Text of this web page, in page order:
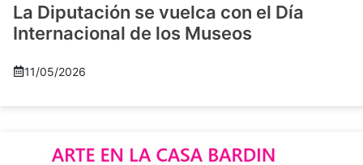
La Diputación se vuelca con el Día
Internacional de los Museos
11/05/2026